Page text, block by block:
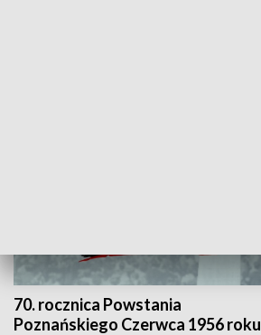
70. rocznica Powstania
Poznańskiego Czerwca 1956 roku